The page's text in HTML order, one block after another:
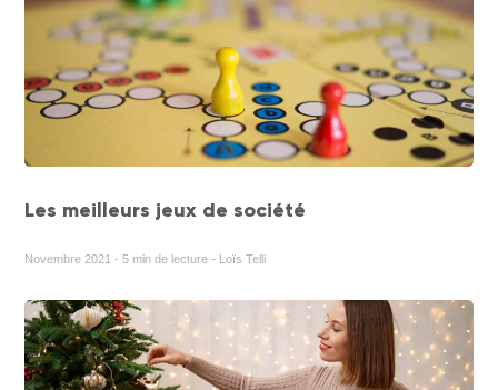
Les meilleurs jeux de société
Novembre 2021 - 5 min de lecture - Loïs Telli